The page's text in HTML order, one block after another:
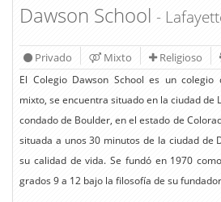
Dawson School -
Privado Mixto Religioso
El Colegio Dawson School es un colegio
mixto, se encuentra situado en la ciudad de
condado de Boulder, en el estado de
situada a unos 30 minutos de la ciudad de
su calidad de vida. Se fundó en 1970
grados 9 a 12 bajo la filosofía de su